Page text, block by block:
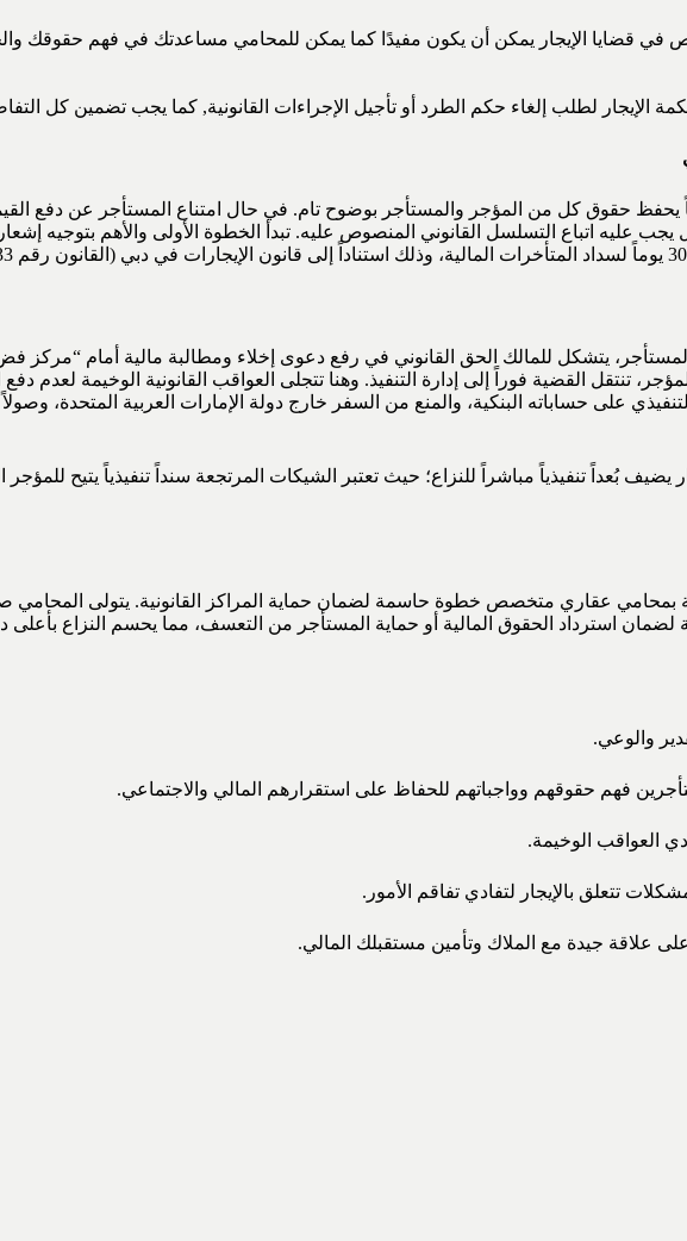
في قضايا الإيجار يمكن أن يكون مفيدًا كما يمكن للمحامي مساعدتك في فهم حقوقك
لطلب إلغاء حكم الطرد أو تأجيل الإجراءات القانونية, كما يجب تضمين كل
يحفظ حقوق كل من المؤجر والمستأجر بوضوح تام. في حال امتناع المستأجر عن دفع
عليه اتباع التسلسل القانوني المنصوص عليه. تبدأ الخطوة الأولى والأهم بتوجيه
يتشكل للمالك الحق القانوني في رفع دعوى إخلاء ومطالبة مالية أمام “مركز
تنتقل القضية فوراً إلى إدارة التنفيذ. وهنا تتجلى العواقب القانونية الوخيمة لعدم
على حساباته البنكية، والمنع من السفر خارج دولة الإمارات العربية المتحدة،
بُعداً تنفيذياً مباشراً للنزاع؛ حيث تعتبر الشيكات المرتجعة سنداً تنفيذياً يتيح
بمحامي عقاري متخصص خطوة حاسمة لضمان حماية المراكز القانونية. يتولى المحامي
لضمان استرداد الحقوق المالية أو حماية المستأجر من التعسف، مما يحسم النزاع بأعلى
والوعي.
فهم حقوقهم وواجباتهم للحفاظ على استقرارهم المالي والاجتماعي.
العواقب الوخيمة.
تتعلق بالإيجار لتفادي تفاقم الأمور.
علاقة جيدة مع الملاك وتأمين مستقبلك المالي.